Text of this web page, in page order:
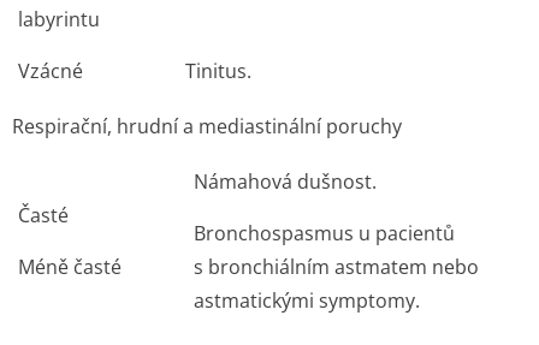
labyrintu
Vzácné
Tinitus.
Respirační, hrudní a mediastinální poruchy
Časté
Méně časté
Námahová dušnost.
Bronchospasmus u pacientů
s bronchiálním astmatem nebo
astmatickými symptomy.